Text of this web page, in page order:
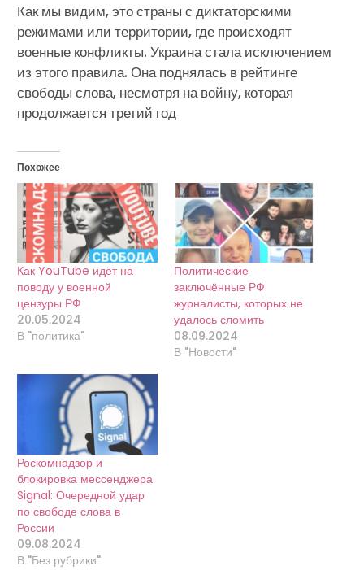
Как мы видим, это страны с диктаторскими
режимами или территории, где происходят
военные конфликты. Украина стала исключением
из этого правила. Она поднялась в рейтинге
свободы слова, несмотря на войну, которая
продолжается третий год
Похожее
Как YouTube идёт на
поводу у военной
цензуры РФ
20.05.2024
В "политика"
Политические
заключённые РФ:
журналисты, которых не
удалось сломить
08.09.2024
В "Новости"
Роскомнадзор и
блокировка мессенджера
Signal: Очередной удар
по свободе слова в
России
09.08.2024
В "Без рубрики"